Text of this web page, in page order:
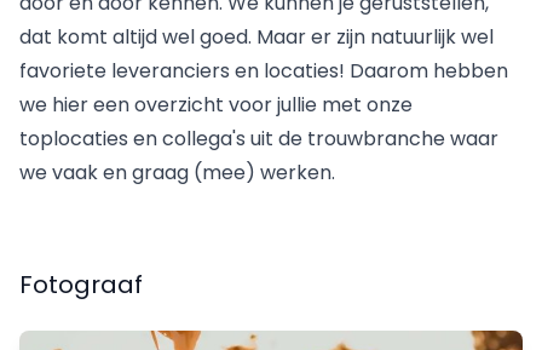
dat komt altijd wel goed. Maar er zijn natuurlijk wel
favoriete leveranciers en locaties! Daarom hebben
we hier een overzicht voor jullie met onze
toplocaties en collega's uit de trouwbranche waar
we vaak en graag (mee) werken.
Fotograaf